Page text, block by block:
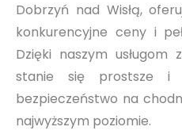
Dobrzyń nad Wisłą,
konkurencyjne ceny i
Dzięki naszym
stanie się prostsze i
bezpieczeństwo na
najwyższym poziomie.